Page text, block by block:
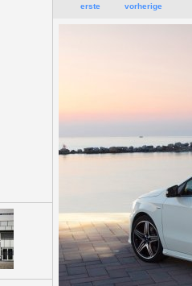
erste vorherige